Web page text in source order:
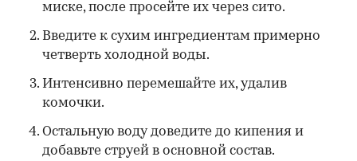
миске, после просейте их через сито.
Введите к сухим ингредиентам примерно
четверть холодной воды.
Интенсивно перемешайте их, удалив
комочки.
Остальную воду доведите до кипения и
добавьте струей в основной состав.